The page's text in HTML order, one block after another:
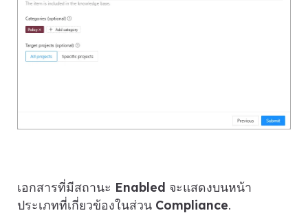
เอกสารที่มีสถานะ Enabled จะแสดงบนหน้า
ประเภทที่เกี่ยวข้องในส่วน Compliance.